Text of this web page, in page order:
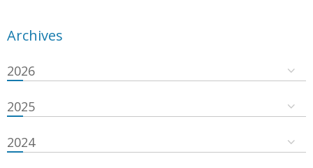
Archives
2026
2025
2024